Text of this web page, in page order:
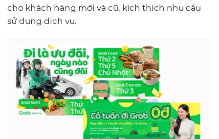
cho khách hàng mới và cũ, kích thích nhu cầu
sử dụng dịch vụ.